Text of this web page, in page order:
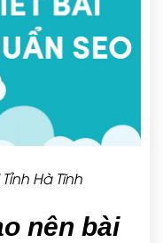
Hà Tĩnh
nên bài